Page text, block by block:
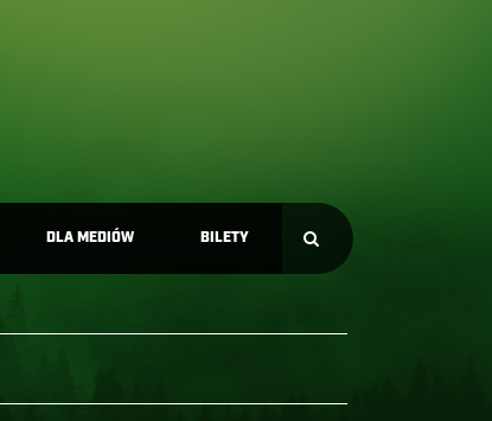
DLA MEDIÓW BILETY